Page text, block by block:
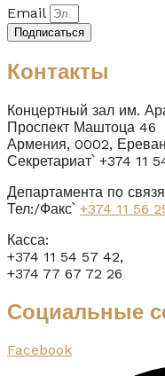
Email
Подписаться
Контакты
Концертный зал им.
Проспект Маштоца 46
Армения, 0002,
Секретариат՝ +374 11
Департамента по
Тел:/Факс՝ +374 11 56
Касса:
+374 11 54 57 42,
+374 77 67 72 26
Социальные
Facebook